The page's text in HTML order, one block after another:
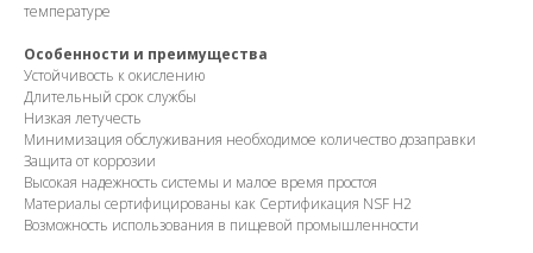
температуре
Особенности и преимущества
Устойчивость к окислению
Длительный срок службы
Низкая летучесть
Минимизация обслуживания необходимое количество дозаправки
Защита от коррозии
Высокая надежность системы и малое время простоя
Материалы сертифицированы как Сертификация NSF H2
Возможность использования в пищевой промышленности